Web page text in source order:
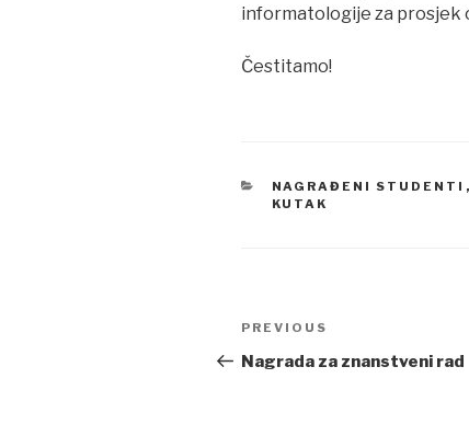
informatologije za prosjek
Čestitamo!
CATEGORIES
NAGRAĐENI STUDENTI ,
KUTAK
Post
navigation
Previous
Post
PREVIOUS
Nagrada za znanstveni rad